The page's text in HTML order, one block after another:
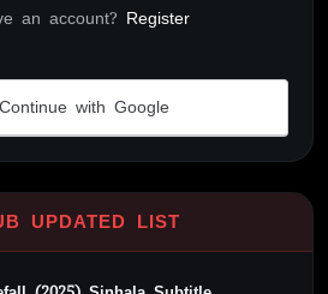
an account? Register
Continue with Google
UPDATED LIST